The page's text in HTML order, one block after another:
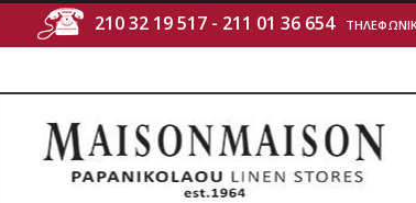
210 32 19 517- 211 01 36 654